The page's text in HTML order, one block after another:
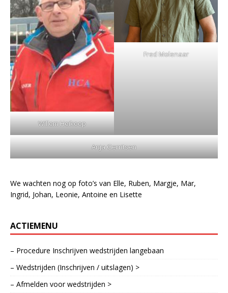
Willem Heikoop
Fred Molenaar
Anja Gerritsen
We wachten nog op foto’s van Elle, Ruben, Margje, Mar,
Ingrid, Johan, Leonie, Antoine en Lisette
ACTIEMENU
– Procedure Inschrijven wedstrijden langebaan
– Wedstrijden (Inschrijven / uitslagen) >
– Afmelden voor wedstrijden >